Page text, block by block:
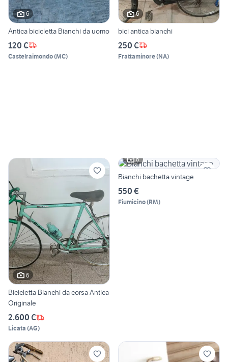
6
Antica bicicletta Bianchi da uomo
120 €
Castelraimondo(MC)
6
bici antica bianchi
250 €
Frattaminore(NA)
6
Bicicletta Bianchi da corsa Antica
Originale
2.600 €
Licata (AG)
6
Bianchi bachetta vintage
550 €
Fiumicino(RM)